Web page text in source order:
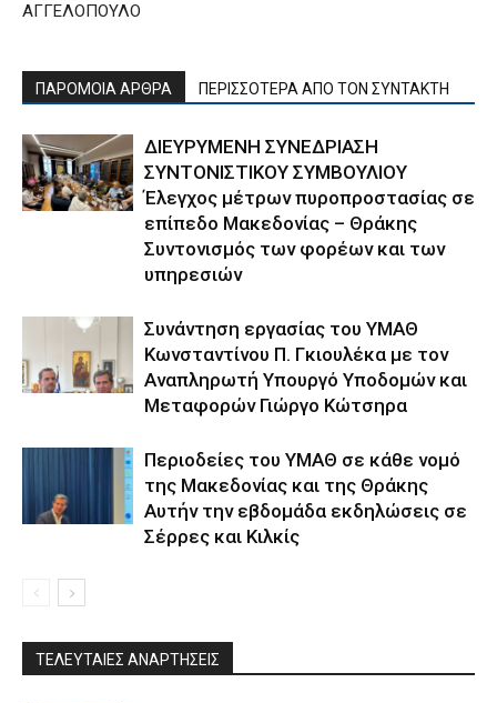
ΑΓΓΕΛΟΠΟΥΛΟ
ΠΑΡΟΜΟΙΑ ΑΡΘΡΑ ΠΕΡΙΣΣΟΤΕΡΑ ΑΠΟ ΤΟΝ ΣΥΝΤΑΚΤΗ
ΔΙΕΥΡΥΜΕΝΗ ΣΥΝΕΔΡΙΑΣΗ
ΣΥΝΤΟΝΙΣΤΙΚΟΥ ΣΥΜΒΟΥΛΙΟΥ
Έλεγχος μέτρων πυροπροστασίας σε
επίπεδο Μακεδονίας – Θράκης
Συντονισμός των φορέων και των
υπηρεσιών
Συνάντηση εργασίας του ΥΜΑΘ
Κωνσταντίνου Π. Γκιουλέκα με τον
Αναπληρωτή Υπουργό Υποδομών και
Μεταφορών Γιώργο Κώτσηρα
Περιοδείες του ΥΜΑΘ σε κάθε νομό
της Μακεδονίας και της Θράκης
Αυτήν την εβδομάδα εκδηλώσεις σε
Σέρρες και Κιλκίς
ΤΕΛΕΥΤΑΙΕΣ ΑΝΑΡΤΗΣΕΙΣ